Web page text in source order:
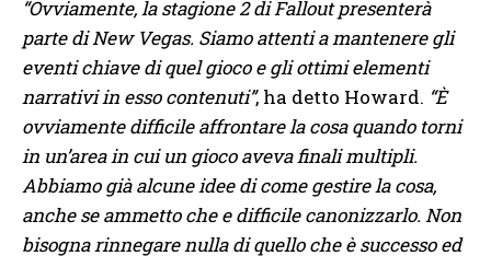
“Ovviamente, la stagione 2 di Fallout presenterà
parte di New Vegas. Siamo attenti a mantenere gli
eventi chiave di quel gioco e gli ottimi elementi
narrativi in esso contenuti”, ha detto Howard. “È
ovviamente difficile affrontare la cosa quando torni
in un’area in cui un gioco aveva finali multipli.
Abbiamo già alcune idee di come gestire la cosa,
anche se ammetto che e difficile canonizzarlo. Non
bisogna rinnegare nulla di quello che è successo ed